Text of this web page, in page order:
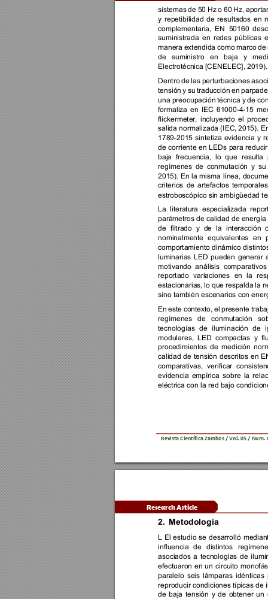
Revista Científica Zambos / Vol. 05 / Num.
sistemas de 50 Hz o 60 Hz,
y repetibilidad de resultados en
complementaria,
EN 50160
suministrada en redes públicas
manera extendida como marco de
de
suministro en baja y
Electrotécnica [CENELEC] , 201
Dentro de las perturbaciones
tensión y su traducción en
una preocupación técnica y de
formaliza en IEC 61000-4-15
flickermeter,
incluyendo el
salida normalizada (IEC, 2015).
1789-2015 sintetiza evidencia y
de corriente en LEDs para
baja
frecuencia, lo que resulta
regímenes de conmutación y su
2015).
En la misma línea,
criterios de artefactos
estroboscópico sin ambigüedad
La literatura especializada
parámetros de calidad de energía
de
filtrado y de la interacción
nominalmente
equivalentes en
comportamiento dinámico
luminarias
LED pueden generar
motivando análisis comparativos
reportado
variaciones en la
estacionarias, lo que respalda la
sino también escenarios con
En este contexto, el presente
regímenes
de conmutación
tecnologías
de iluminación de
modulares,
LED compactas y
procedimientos de medición
calidad de tensión descritos en
comparativas,
verificar
evidencia empírica sobre la
eléctrica con la red bajo
Research Article
2. Metodología
L El estudio se desarrolló
influencia
de distintos
asociados a tecnologías de
efectuaron en un circuito
paralelo seis lámparas idénticas
reproducir condiciones típicas de
de baja tensión y de obtener un